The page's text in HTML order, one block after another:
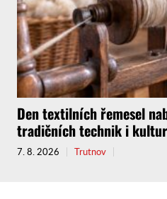
Den textilních řemesel
tradičních technik i
7. 8. 2026 Trutnov